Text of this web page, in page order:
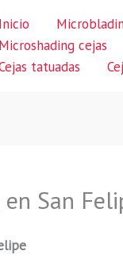
Inicio
Microshading cejas
tatuadas
San